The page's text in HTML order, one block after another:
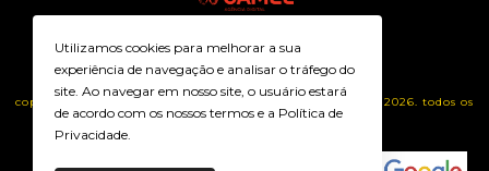
copyright intimaxx lingerie plus size - 26500830000171 - 2026. todos os
Utilizamos cookies para melhorar a sua
experiência de navegação e analisar o tráfego do
site. Ao navegar em nosso site, o usuário estará
de acordo com os nossos termos e a Política de
Privacidade.